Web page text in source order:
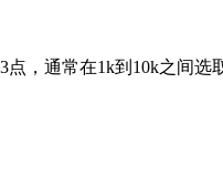
3点，通常在1k到10k之